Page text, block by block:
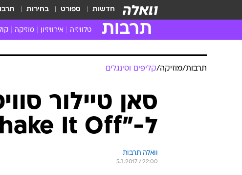
חדשות ספורט בחירות
תרבות טלוויזיה
טלוויזיה ישראלית
טלוויזיה מחו"ל
סדרות מומלצות
האח הגדול
אירוויזיון מוזיקה
קורדרוי
קליפים
הופעות חיות
תרבות/מוזיקה/קליפים וסינגלים
סאן טיילור
ל-"Shake It Off"
וואלה תרבות
5.3.2017 / 22:00